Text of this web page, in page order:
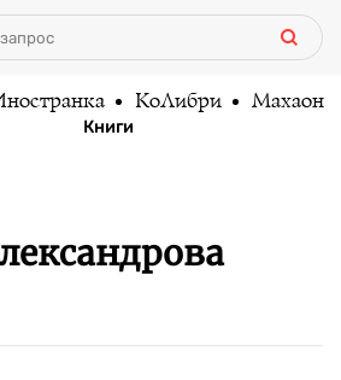
КоЛибри Махаон
Книги